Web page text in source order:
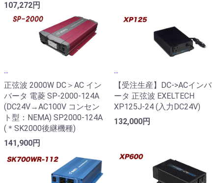
107,272円
...
正弦波 2000W DC＞AC イン
バータ 電菱 SP-2000-124A
(DC24V→AC100V コンセン
ト型：NEMA) SP2000-124A
(＊SK2000後継機種)
141,900円
...
【受注生産】DC->ACインバ
ータ 正弦波 EXELTECH
XP125J-24 (入力DC24V)
132,000円